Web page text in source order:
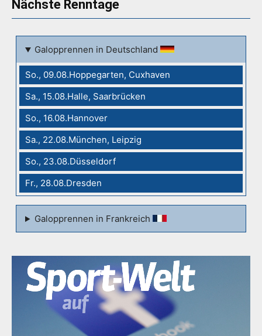
Nächste Renntage
Galopprennen in Deutschland
So., 09.08.Hoppegarten, Cuxhaven
Sa., 15.08.Halle, Saarbrücken
So., 16.08.Hannover
Sa., 22.08.München, Leipzig
So., 23.08.Düsseldorf
Fr., 28.08.Dresden
Galopprennen in Frankreich